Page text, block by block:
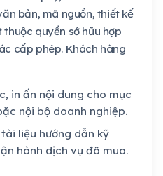
bản, mã nguồn, thiết kế
quyền sở hữu hợp
cấp phép. Khách hàng
in ấn nội dung cho mục
nội bộ doanh nghiệp.
liệu hướng dẫn kỹ
hành dịch vụ đã mua.